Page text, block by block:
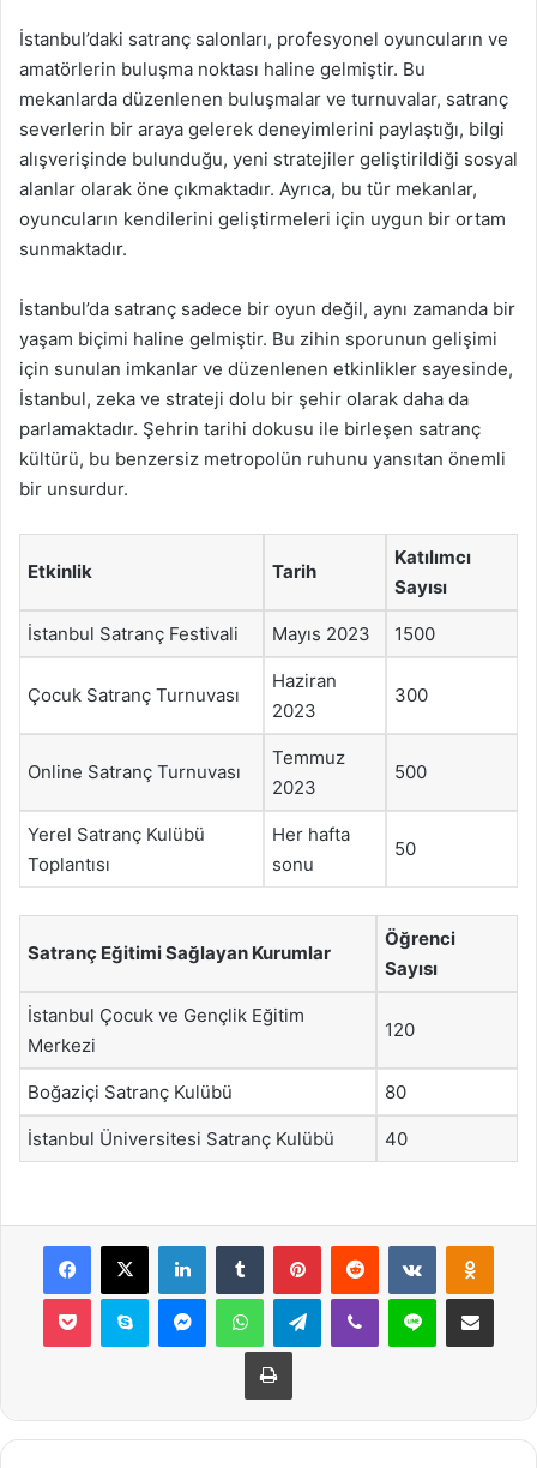
İstanbul’daki satranç salonları, profesyonel oyuncuların ve
amatörlerin buluşma noktası haline gelmiştir. Bu
mekanlarda düzenlenen buluşmalar ve turnuvalar, satranç
severlerin bir araya gelerek deneyimlerini paylaştığı, bilgi
alışverişinde bulunduğu, yeni stratejiler geliştirildiği sosyal
alanlar olarak öne çıkmaktadır. Ayrıca, bu tür mekanlar,
oyuncuların kendilerini geliştirmeleri için uygun bir ortam
sunmaktadır.
İstanbul’da satranç sadece bir oyun değil, aynı zamanda bir
yaşam biçimi haline gelmiştir. Bu zihin sporunun gelişimi
için sunulan imkanlar ve düzenlenen etkinlikler sayesinde,
İstanbul, zeka ve strateji dolu bir şehir olarak daha da
parlamaktadır. Şehrin tarihi dokusu ile birleşen satranç
kültürü, bu benzersiz metropolün ruhunu yansıtan önemli
bir unsurdur.
Etkinlik Tarih
Katılımcı
Sayısı
İstanbul Satranç Festivali Mayıs 2023 1500
Çocuk Satranç Turnuvası
Haziran
2023
300
Online Satranç Turnuvası
Temmuz
2023
500
Yerel Satranç Kulübü
Toplantısı
Her hafta
sonu
50
Satranç Eğitimi Sağlayan Kurumlar
Öğrenci
Sayısı
İstanbul Çocuk ve Gençlik Eğitim
Merkezi
120
Boğaziçi Satranç Kulübü 80
İstanbul Üniversitesi Satranç Kulübü 40
Facebook
X LinkedInTumblr PinterestReddit VKontakte
Pocket Skype MessengerWhatsAppTelegramViber Line E-Posta ile
Yazdır